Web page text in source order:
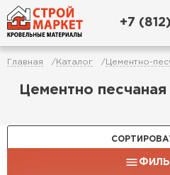
+7
Главная Каталог Цементно-
Цементно